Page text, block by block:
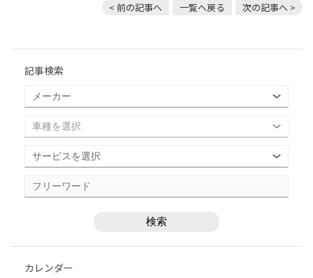
< 前の記事へ 一覧へ戻る 次の記事へ >
記事検索
カレンダー